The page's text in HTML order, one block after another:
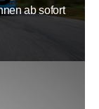
ab sofort